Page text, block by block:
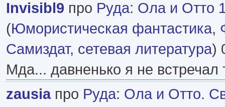
Invisibl9 про Руда: Ола и Отто
(Юмористическая фантастика,
Самиздат, сетевая литература)
Мда... давненько я не встречал
zausiaпро Руда: Ола и Отто.